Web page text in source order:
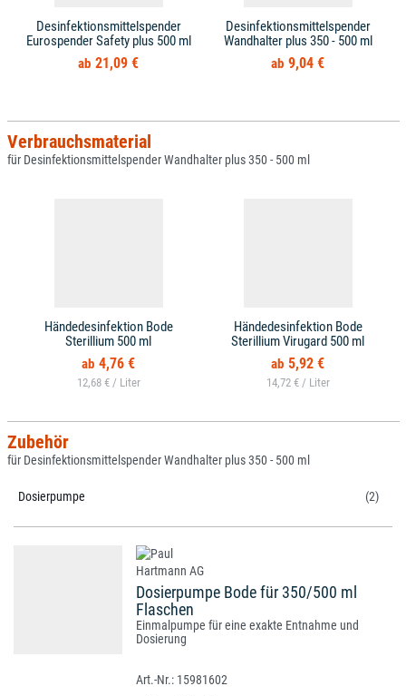
Desinfektionsmittelspender
Eurospender Safety plus 500 ml
21,09 €
Desinfektionsmittelspender
Wandhalter plus 350 - 500 ml
9,04 €
Verbrauchsmaterial
für Desinfektionsmittelspender Wandhalter plus 350 - 500 ml
Händedesinfektion Bode
Sterillium 500 ml
4,76 €
12,68 € /
Händedesinfektion Bode
Sterillium Virugard 500 ml
5,92 €
14,72 € /
Zubehör
für Desinfektionsmittelspender Wandhalter plus 350 - 500 ml
Dosierpumpe (2)
Dosierpumpe Bode für 350/500 ml
Flaschen
Einmalpumpe für eine exakte Entnahme und
Dosierung
15981602